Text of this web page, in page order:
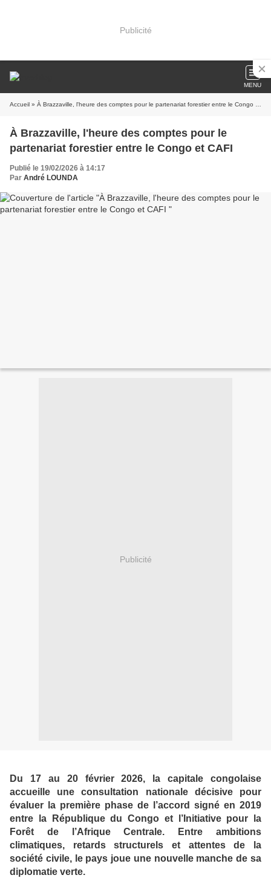
Publicité
MENU
Accueil » À Brazzaville, l'heure des comptes pour le partenariat forestier entre le Congo et CAFI
À Brazzaville, l'heure des comptes pour le
partenariat forestier entre le Congo et CAFI
Publié le 19/02/2026 à 14:17
Par André LOUNDA
Publicité
Du 17 au 20 février 2026, la capitale congolaise
accueille une consultation nationale décisive pour
évaluer la première phase de l’accord signé en 2019
entre la République du Congo et l’Initiative pour la
Forêt de l’Afrique Centrale. Entre ambitions
climatiques, retards structurels et attentes de la
société civile, le pays joue une nouvelle manche de sa
diplomatie verte.